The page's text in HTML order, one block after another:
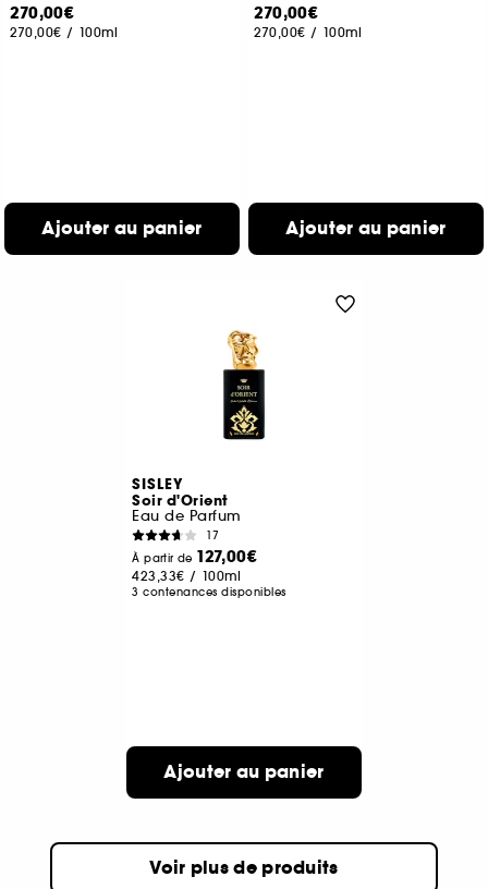
270,00€
270,00€ / 100ml
Ajouter au panier
270,00€
270,00€ / 100ml
Ajouter au panier
SISLEY
Soir d'Orient
Eau de Parfum
17
À partir de 127,00€
423,33€ / 100ml
3 contenances disponibles
Ajouter au panier
Voir plus de produits